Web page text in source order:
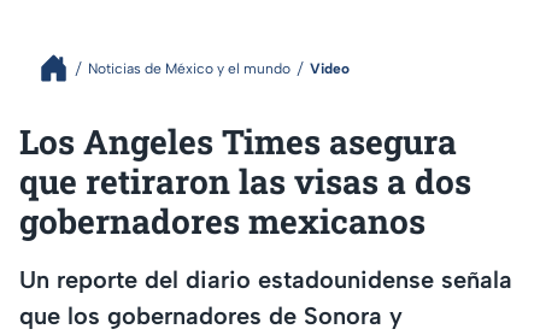
Noticias de México y el mundo Video
Los Angeles Times asegura
que retiraron las visas a dos
gobernadores mexicanos
Un reporte del diario estadounidense señala
que los gobernadores de Sonora y